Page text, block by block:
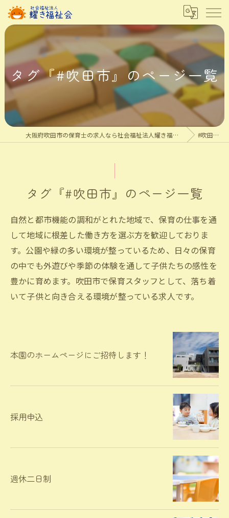
タグ『#吹田市』のページ一覧
大阪府吹田市の保育士の求人なら社会福祉法人耀き福祉会 #吹田市
タグ『#吹田市』のページ一覧
自然と都市機能の調和がとれた地域で、保育の仕事を通
して地域に根差した働き方を選ぶ方を歓迎しておりま
す。公園や緑の多い環境が整っているため、日々の保育
の中でも外遊びや季節の体験を通して子供たちの感性を
豊かに育めます。吹田市で保育スタッフとして、落ち着
いて子供と向き合える環境が整っている求人です。
本園のホームページにご招待します！
採用申込
週休二日制